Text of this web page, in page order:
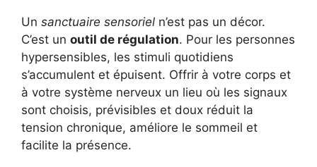
Un sanctuaire sensoriel n’est pas un décor.
C’est un outil de régulation. Pour les personnes
hypersensibles, les stimuli quotidiens
s’accumulent et épuisent. Offrir à votre corps et
à votre système nerveux un lieu où les signaux
sont choisis, prévisibles et doux réduit la
tension chronique, améliore le sommeil et
facilite la présence.